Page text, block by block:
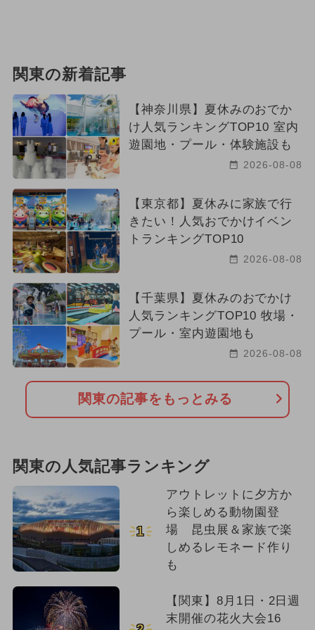
関東の新着記事
【神奈川県】夏休みのおでか
け人気ランキングTOP10 室内
遊園地・プール・体験施設も
2026-08-08
【東京都】夏休みに家族で行
きたい！人気おでかけイベン
トランキングTOP10
2026-08-08
【千葉県】夏休みのおでかけ
人気ランキングTOP10 牧場・
プール・室内遊園地も
2026-08-08
関東の記事をもっとみる
関東の人気記事ランキング
1
アウトレットに夕方か
ら楽しめる動物園登
場 昆虫展＆家族で楽
しめるレモネード作り
も
【関東】8月1日・2日週
末開催の花火大会16